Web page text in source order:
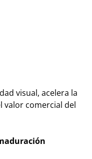
visual, acelera la
valor comercial del